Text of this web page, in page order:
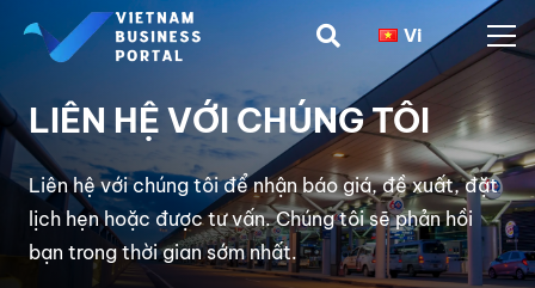
Vi
LIÊN HỆ VỚI CHÚNG TÔI
Liên hệ với chúng tôi để nhận báo giá, đề xuất, đặt
lịch hẹn hoặc được tư vấn. Chúng tôi sẽ phản hồi
bạn trong thời gian sớm nhất.